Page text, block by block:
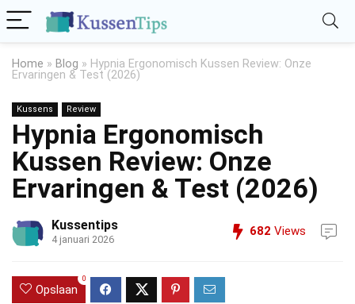
Home » Blog » Hypnia Ergonomisch Kussen Review: Onze
Ervaringen & Test (2026)
Kussens Review
Hypnia Ergonomisch
Kussen Review: Onze
Ervaringen & Test (2026)
Kussentips
4 januari 2026
682 Views
Opslaan
0